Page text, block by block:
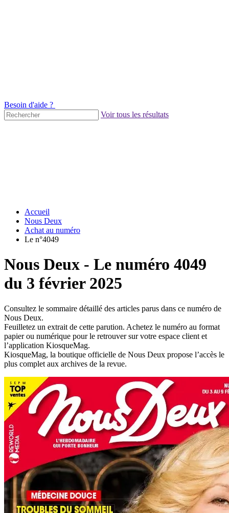
Besoin d'aide ?
Voir tous les résultats
Accueil
Nous Deux
Achat au numéro
Le n°4049
Nous Deux - Le numéro 4049
du 3 février 2025
Consultez le sommaire détaillé des articles parus dans ce numéro de
Nous Deux.
Feuilletez un extrait de cette parution. Achetez le numéro au format
papier ou numérique pour le retrouver sur votre espace client et
l’application KiosqueMag.
KiosqueMag, la boutique officielle de Nous Deux propose l’accès le
plus complet aux archives de la revue.